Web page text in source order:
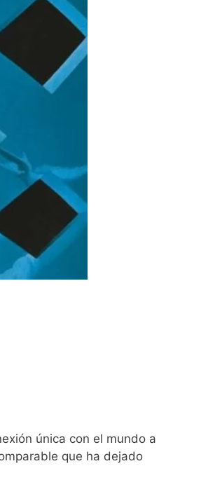
única con el mundo a
que ha dejado